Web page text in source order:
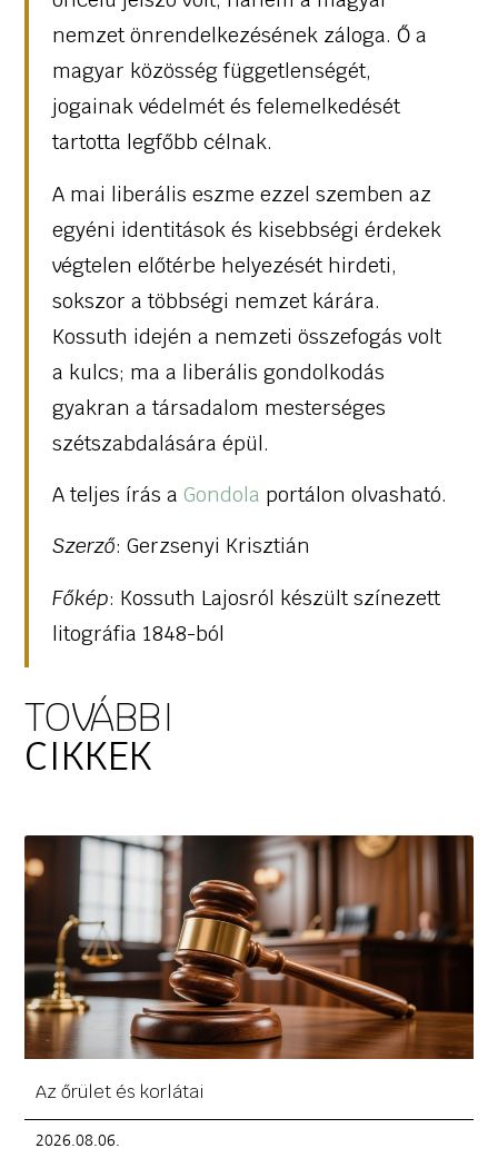
nemzet önrendelkezésének záloga. Ő a
magyar közösség függetlenségét,
jogainak védelmét és felemelkedését
tartotta legfőbb célnak.
A mai liberális eszme ezzel szemben az
egyéni identitások és kisebbségi érdekek
végtelen előtérbe helyezését hirdeti,
sokszor a többségi nemzet kárára.
Kossuth idején a nemzeti összefogás volt
a kulcs; ma a liberális gondolkodás
gyakran a társadalom mesterséges
szétszabdalására épül.
A teljes írás a Gondola portálon olvasható.
Szerző: Gerzsenyi Krisztián
Főkép: Kossuth Lajosról készült színezett
litográfia 1848-ból
TOVÁBBI
CIKKEK
Az őrület és korlátai
2026.08.06.